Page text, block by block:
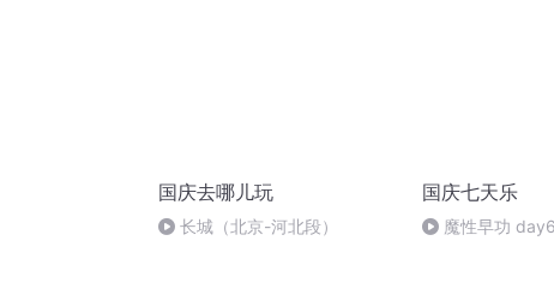
国庆去哪儿玩
长城（北京-河北段）
国庆七天乐
魔性早功 day6